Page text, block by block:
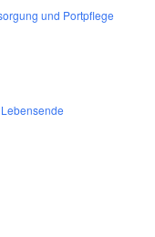
und Portpflege